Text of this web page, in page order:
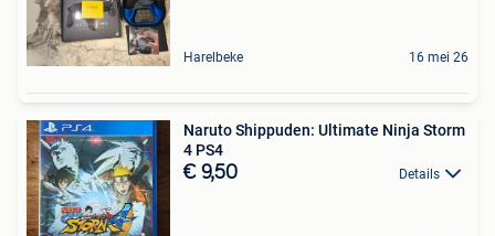
Harelbeke 16 mei 26
Naruto Shippuden: Ultimate Ninja Storm
4 PS4
€ 9,50 Details